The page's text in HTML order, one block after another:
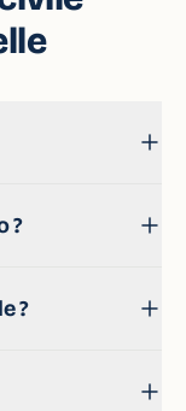
?
?